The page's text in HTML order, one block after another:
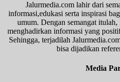
Jalurmedia.com lahir dari
informasi,edukasi serta inspirasi
umum. Dengan semangat
menghadirkan informasi yang
Sehingga, terjadilah
bisa dijadikan
Media